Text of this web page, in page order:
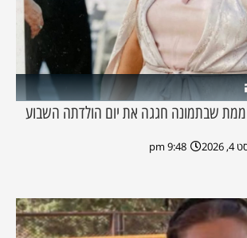
שבתמונה חגגה את יום הולדתה השבוע
2026
9:48 pm